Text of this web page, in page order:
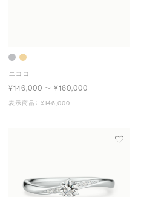
ニココ
¥146,000 〜 ¥160,000
表示商品： ¥146,000